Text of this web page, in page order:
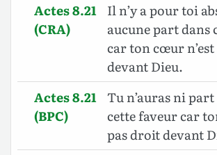
Actes 8.21
(CRA)
Il n’y a pour toi
aucune part dans
car ton cœur
devant Dieu.
Actes 8.21
(BPC)
Tu n’auras ni
cette faveur car
pas droit devant